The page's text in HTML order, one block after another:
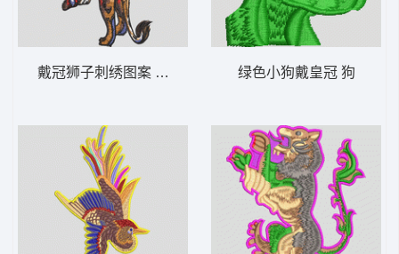
戴冠狮子刺绣图案 狮王 绿色小狗戴皇冠 狗